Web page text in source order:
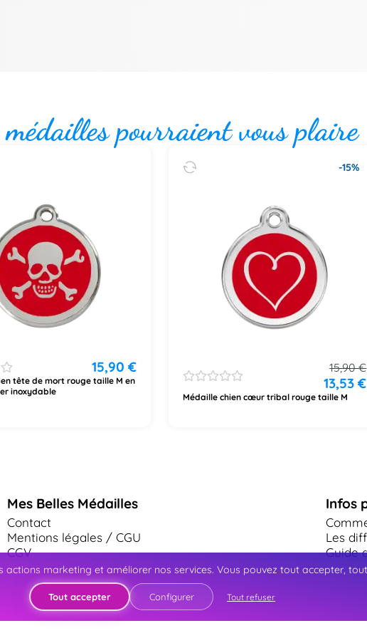
médailles pourraient vous plaire
15,90 €
tête de mort rouge taille M en
inoxydable
-15%
15,90€
13,53€
Médaille chien cœur tribal rouge taille M
Mes Belles Médailles
Contact
Mentions légales / CGU
CGV
Infos
Les
Guide
actions marketing et améliorer nos services. Vous pouvez tout accepter,
Tout accepter Configurer Tout refuser